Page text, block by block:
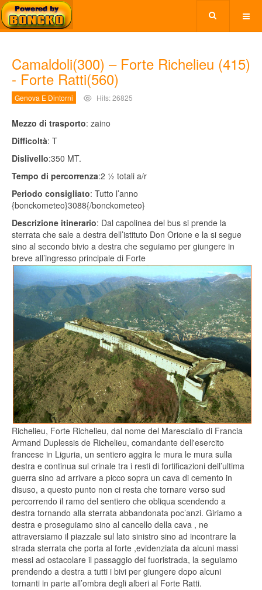
Camaldoli(300) – Forte Richelieu (415)
- Forte Ratti(560)
Genova E Dintorni Hits: 26825
Mezzo di trasporto: zaino
Difficoltà: T
Dislivello:350 MT.
Tempo di percorrenza:2 ½ totali a/r
Periodo consigliato: Tutto l’anno
{bonckometeo}3088{/bonckometeo}
Descrizione itinerario: Dal capolinea del bus si prende la
sterrata che sale a destra dell’istituto Don Orione e la si segue
sino al secondo bivio a destra che seguiamo per giungere in
breve all’ingresso principale di Forte
Richelieu, Forte Richelieu, dal nome del Maresciallo di Francia
Armand Duplessis de Richelieu, comandante dell'esercito
francese in Liguria, un sentiero aggira le mura le mura sulla
destra e continua sul crinale tra i resti di fortificazioni dell’ultima
guerra sino ad arrivare a picco sopra un cava di cemento in
disuso, a questo punto non ci resta che tornare verso sud
percorrendo il ramo del sentiero che obliqua scendendo a
destra tornando alla sterrata abbandonata poc’anzi. Giriamo a
destra e proseguiamo sino al cancello della cava , ne
attraversiamo il piazzale sul lato sinistro sino ad incontrare la
strada sterrata che porta al forte ,evidenziata da alcuni massi
messi ad ostacolare il passaggio dei fuoristrada, la seguiamo
prendendo a destra a tutti i bivi per giungere dopo alcuni
tornanti in parte all’ombra degli alberi al Forte Ratti.